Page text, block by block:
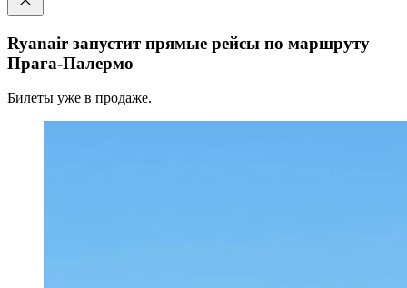
Ryanair запустит прямые рейсы по маршруту
Прага-Палермо
Билеты уже в продаже.